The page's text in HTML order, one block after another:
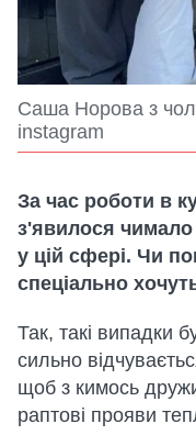
Саша Норова з
instagram
За час роботи в
з'явилося
у цій сфері. Чи
спеціально
Так, такі випадки
сильно
щоб з кимось
раптові прояви